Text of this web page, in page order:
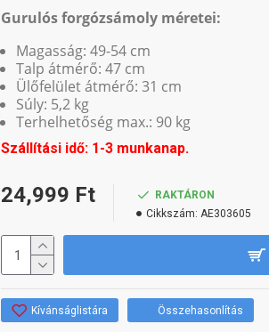
Gurulós forgózsámoly méretei:
Magasság: 49-54 cm
Talp átmérő: 47 cm
Ülőfelület átmérő: 31 cm
Súly: 5,2 kg
Terhelhetőség max.: 90 kg
Szállítási idő: 1-3 munkanap.
24,999 Ft
RAKTÁRON
Cikkszám: AE303605
Kívánságlistára Összehasonlítás